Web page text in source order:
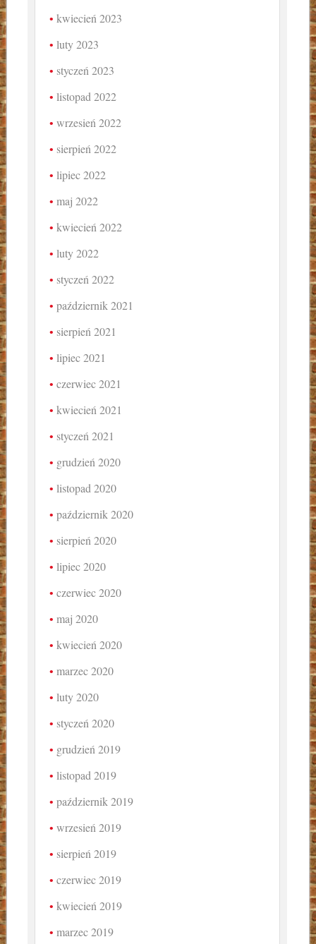
kwiecień 2023
luty 2023
styczeń 2023
listopad 2022
wrzesień 2022
sierpień 2022
lipiec 2022
maj 2022
kwiecień 2022
luty 2022
styczeń 2022
październik 2021
sierpień 2021
lipiec 2021
czerwiec 2021
kwiecień 2021
styczeń 2021
grudzień 2020
listopad 2020
październik 2020
sierpień 2020
lipiec 2020
czerwiec 2020
maj 2020
kwiecień 2020
marzec 2020
luty 2020
styczeń 2020
grudzień 2019
listopad 2019
październik 2019
wrzesień 2019
sierpień 2019
czerwiec 2019
kwiecień 2019
marzec 2019